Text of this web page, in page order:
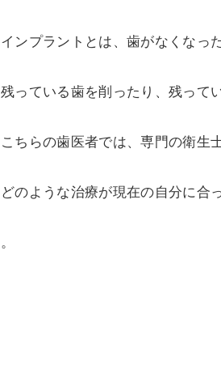
インプラントとは、歯がなくなっ
残っている歯を削ったり、残って
こちらの歯医者では、専門の衛生
どのような治療が現在の自分に合
。